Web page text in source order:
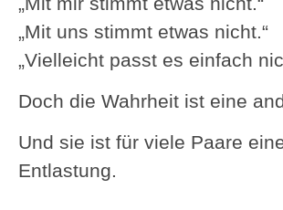
„Mit uns stimmt etwas nicht.“
„Vielleicht passt es einfach
Doch die Wahrheit ist eine
Und sie ist für viele Paare
Entlastung.